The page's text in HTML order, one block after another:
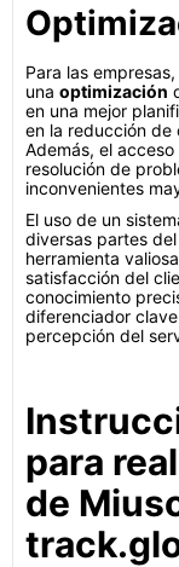
Para las
una optimización
en una mejor
en la reducción de
Además, el
resolución de
inconvenientes
El uso de un
diversas partes
herramienta
satisfacción del
conocimiento
diferenciador
percepción del
para
de